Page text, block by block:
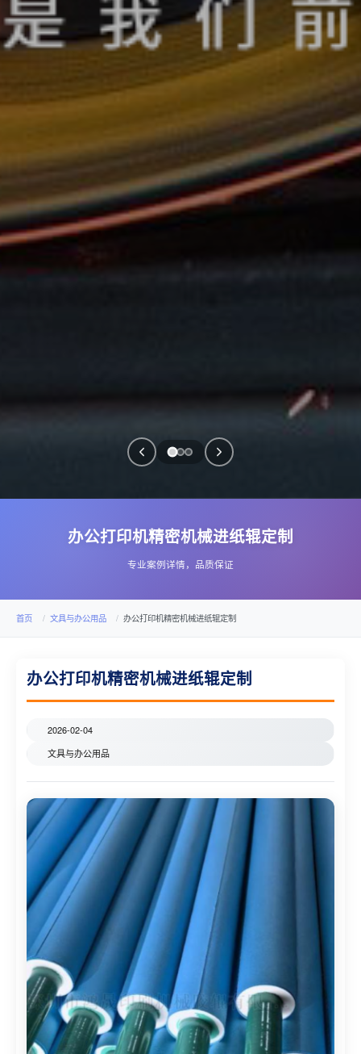
办公打印机精密机械进纸辊定制
专业案例详情，品质保证
首页 文具与办公用品 办公打印机精密机械进纸辊定制
办公打印机精密机械进纸辊定制
2026-02-04
文具与办公用品